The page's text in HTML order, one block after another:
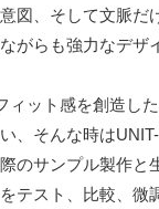
図、そして文脈だ
がらも強力なデザ
ィット感を創造し
、そんな時は
のサンプル製作と
テスト、比較、微